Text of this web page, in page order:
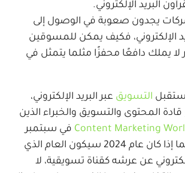
البريد الإلكتروني.
يجدون صعوبة في الوصول إلى
الإلكتروني، فكيف يمكن للمسوقين
يملك دافعًا محفزًا مثلما يتمثل في
التسويق عبر البريد الإلكتروني،
المحتوى والتسويق والخبراء الذين
Content Marketing في سبتمبر
الماضي. وسُئلوا عما إذا كان عام 2024 سيكون العام الذي
عن عرشه كقناة تسويقية، لا